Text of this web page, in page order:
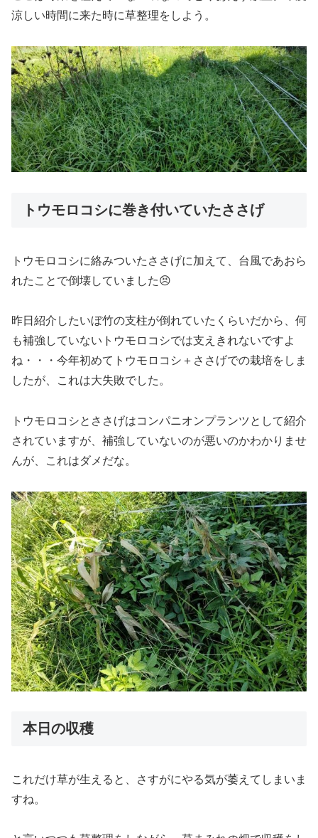
涼しい時間に来た時に草整理をしよう。
トウモロコシに巻き付いていたささげ
トウモロコシに絡みついたささげに加えて、台風であおら
れたことで倒壊していました😣
昨日紹介したいぼ竹の支柱が倒れていたくらいだから、何
も補強していないトウモロコシでは支えきれないですよ
ね・・・今年初めてトウモロコシ＋ささげでの栽培をしま
したが、これは大失敗でした。
トウモロコシとささげはコンパニオンプランツとして紹介
されていますが、補強していないのが悪いのかわかりませ
んが、これはダメだな。
本日の収穫
これだけ草が生えると、さすがにやる気が萎えてしまいま
すね。